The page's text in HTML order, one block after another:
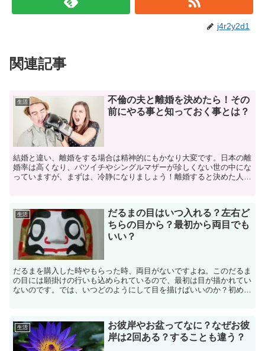
j4r2y2d1
関連記事
生活
不倫の夫と離婚を決めたら！その
前にやる事と知っておく事とは？
結婚と違い、離婚をする場合は精神的にもかなり大変です。日本の離
婚率は高くなり、バツイチやシングルマザーが珍しくない世の中にな
っていますが、まずは、冷静になりましょう！離婚すると決めた人っ
生活
だるまの目はいつ入れる？左右ど
ちらの目から？最初から両目でも
いい？
だるまを購入した時やもらった時、両目がないですよね。このだるま
の目には願掛けの行いも込められているので、最初は目が描かれてい
ないのです。では、いつどのようにして目を描けばいいのか？初めて
生活
お彼岸やお盆ってなに？なぜお彼
岸は2回ある？することも違う？